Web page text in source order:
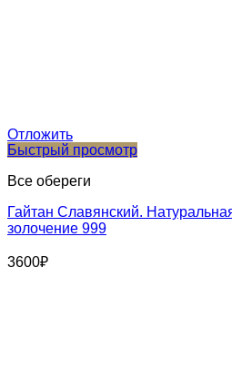
Отложить
Быстрый просмотр
Все обереги
Гайтан Славянский.
золочение 999
3600₽